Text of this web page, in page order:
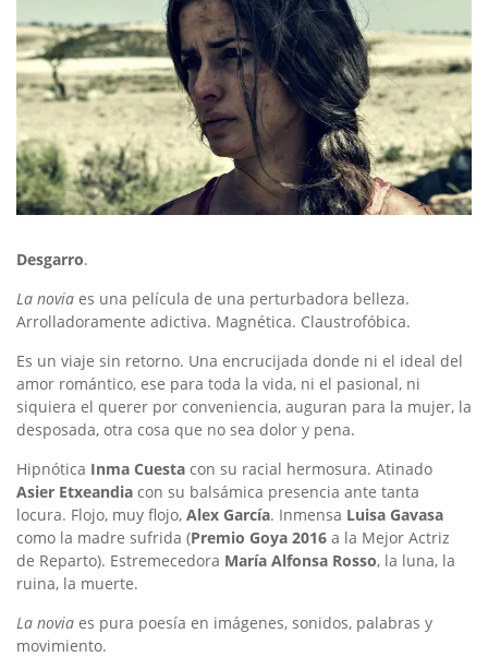
Desgarro.
La novia es una película de una perturbadora belleza.
Arrolladoramente adictiva. Magnética. Claustrofóbica.
Es un viaje sin retorno. Una encrucijada donde ni el ideal del
amor romántico, ese para toda la vida, ni el pasional, ni
siquiera el querer por conveniencia, auguran para la mujer, la
desposada, otra cosa que no sea dolor y pena.
Hipnótica Inma Cuesta con su racial hermosura. Atinado
Asier Etxeandia con su balsámica presencia ante tanta
locura. Flojo, muy flojo, Alex García. Inmensa Luisa Gavasa
como la madre sufrida (Premio Goya 2016 a la Mejor Actriz
de Reparto). Estremecedora María Alfonsa Rosso, la luna, la
ruina, la muerte.
La novia es pura poesía en imágenes, sonidos, palabras y
movimiento.